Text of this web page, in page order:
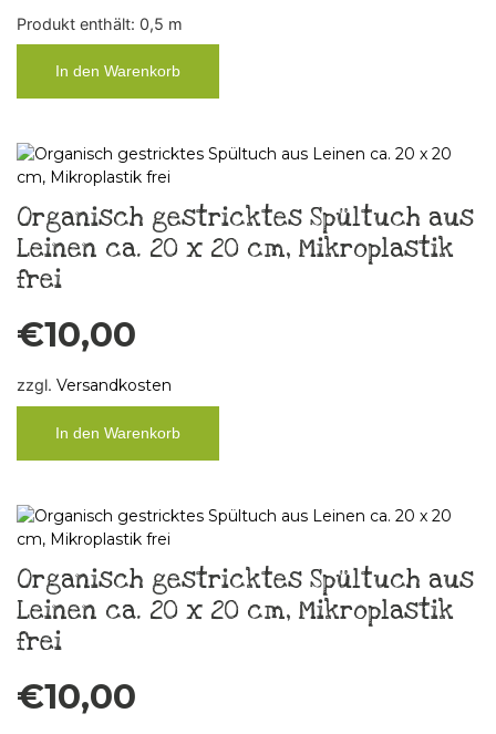
Produkt enthält: 0,5 m
In den Warenkorb
Organisch gestricktes Spültuch aus
Leinen ca. 20 x 20 cm, Mikroplastik
frei
€10,00
zzgl. Versandkosten
In den Warenkorb
Organisch gestricktes Spültuch aus
Leinen ca. 20 x 20 cm, Mikroplastik
frei
€10,00